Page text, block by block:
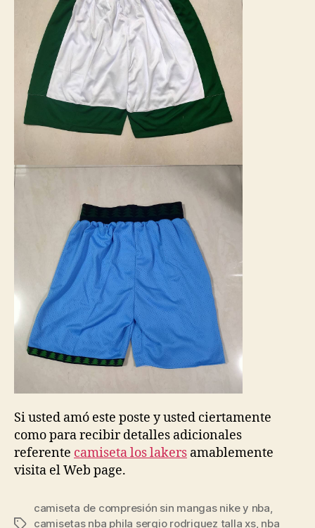
Si usted amó este poste y usted ciertamente
como para recibir detalles adicionales
referente camiseta los lakers amablemente
visita el Web page.
Etiquetas
camiseta de compresión sin mangas nike y nba,
camisetas nba phila sergio rodriguez talla xs, nba